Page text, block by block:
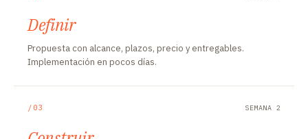
Definir
Propuesta con alcance, plazos, precio y entregables.
Implementación en pocos días.
/03 SEMANA 2